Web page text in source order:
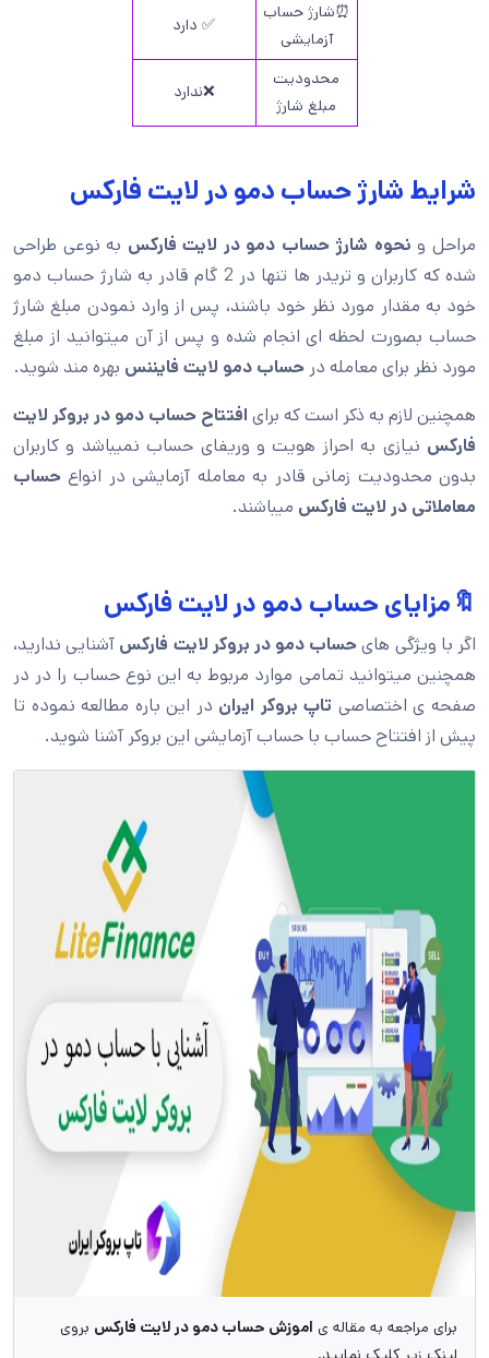
⏰شارژ حساب
آزمایشی
✅ دارد
محدودیت
مبلغ شارژ
❌ندارد
شرایط شارژ حساب دمو در لایت فارکس
مراحل ونحوه شارژ حساب دمو در لایت فارکس به نوعی طراحی
شده که کاربران و تریدر ها تنها در 2 گام قادر به شارژ حساب دمو
خود به مقدار مورد نظر خود باشند، پس از وارد نمودن مبلغ شارژ
حساب بصورت لحظه ای انجام شده و پس از آن میتوانید از مبلغ
مورد نظر برای معامله در حساب دمو لایت فایننس بهره مند شوید.
همچنین لازم به ذکر است که برای افتتاح حساب دمو در بروکر لایت
فارکس نیازی به احراز هویت و وریفای حساب نمیباشد و کاربران
بدون محدودیت زمانی قادر به معامله آزمایشی در انواع حساب
معاملاتی در لایت فارکس میباشند.
🔖مزایای حساب دمو در لایت فارکس
اگر با ویژگی هایحساب دمو در بروکر لایت فارکس آشنایی ندارید،
همچنین میتوانید تمامی موارد مربوط به این نوع حساب را در در
صفحه ی اختصاصی تاپ بروکر ایران در این باره مطالعه نموده تا
پیش از افتتاح حساب با حساب آزمایشی این بروکر آشنا شوید.
برای مراجعه به مقاله ی اموزش حساب دمو در لایت فارکس بروی